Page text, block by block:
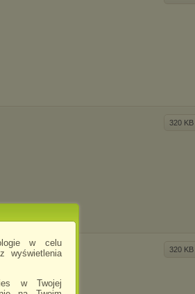
w celu
wyświetlenia
w Twojej
320 KB
320 KB